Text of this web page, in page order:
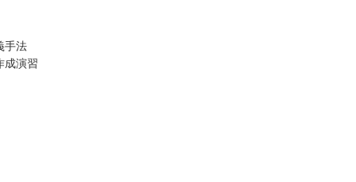
手法
成演習